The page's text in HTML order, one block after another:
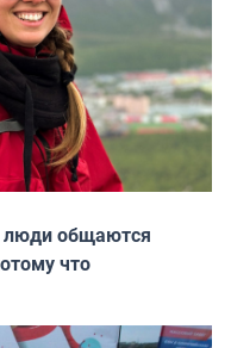
люди общаются
что